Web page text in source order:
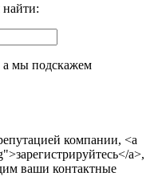
найти:
а мы подскажем
компании, <a
a>,
ваши контактные